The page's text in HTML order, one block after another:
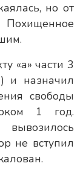
но от
«а» части 3
и назначил
свободы
1 год.
не вступил